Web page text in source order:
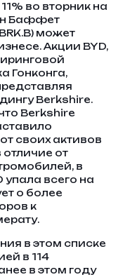
во вторник на
Баффет
может
Акции BYD,
Гонконга,
Berkshire.
Berkshire
своих активов
от
в
упала всего на
о более
к
в этом списке
в 114
в этом году